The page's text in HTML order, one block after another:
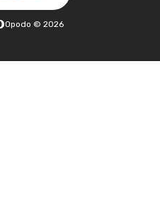
Opodo © 2026